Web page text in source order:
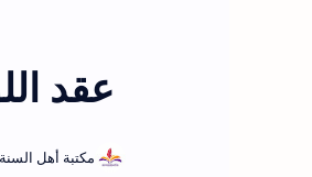
عقد